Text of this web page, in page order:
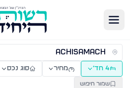
דירות למכירה ולהשכרה —
4 חד׳ מחיר סוג נכס
שמור חיפוש